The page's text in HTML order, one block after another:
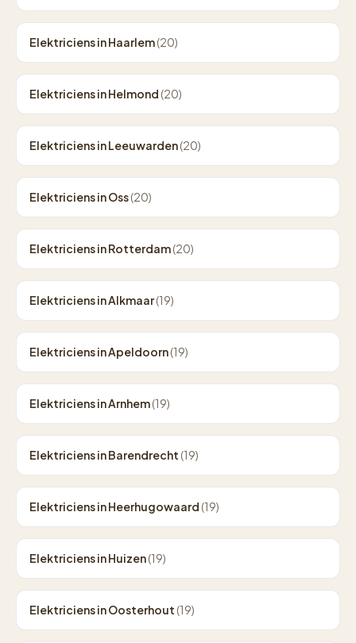
Elektriciens in Haarlem(20)
Elektriciens in Helmond (20)
Elektriciens in Leeuwarden(20)
Elektriciens in Oss(20)
Elektriciens in Rotterdam(20)
Elektriciens in Alkmaar(19)
Elektriciens in Apeldoorn(19)
Elektriciens in Arnhem(19)
Elektriciens in Barendrecht (19)
Elektriciens in Heerhugowaard (19)
Elektriciens in Huizen(19)
Elektriciens in Oosterhout (19)